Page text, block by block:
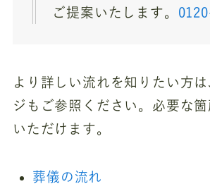
ご提案いたします。
より詳しい流れを知りたい方
ジもご参照ください。必要な
いただけます。
葬儀の流れ